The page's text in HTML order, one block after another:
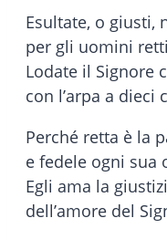
Esultate, o giusti,
per gli uomini
Lodate il Signore
con l’arpa a dieci
Perché retta è la
e fedele ogni sua
Egli ama la
dell’amore del